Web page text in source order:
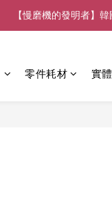
【慢磨機的發明者】
零件耗材 實